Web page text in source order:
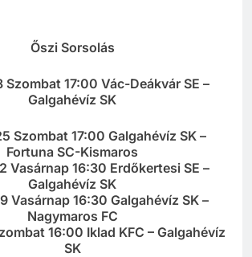
Őszi Sorsolás
Szombat 17:00 Vác-Deákvár SE –
Galgahévíz SK
Szombat 17:00 Galgahévíz SK –
Fortuna SC-Kismaros
Vasárnap 16:30 Erdőkertesi SE –
Galgahévíz SK
Vasárnap 16:30 Galgahévíz SK –
Nagymaros FC
16:00 Iklad KFC – Galgahévíz
SK